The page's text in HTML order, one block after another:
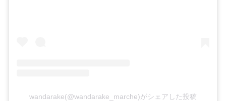
wandarake(@wandarake_marche)がシェアした投稿